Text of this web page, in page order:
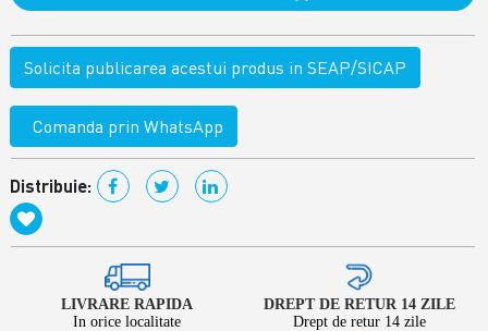
Solicita publicarea acestui produs in SEAP/SICAP
Comanda prin WhatsApp
Distribuie:
LIVRARE RAPIDA
In orice localitate
DREPT DE RETUR 14 ZILE
Drept de retur 14 zile